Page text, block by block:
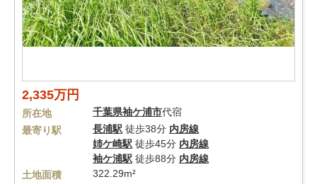
2,335万円
所在地 千葉県袖ケ浦市代宿
最寄り駅
長浦駅 徒歩38分 内房線
姉ケ崎駅 徒歩45分 内房線
袖ケ浦駅 徒歩88分 内房線
土地面積
322.29m²